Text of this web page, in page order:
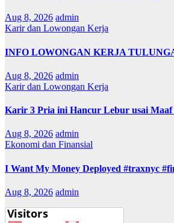
Aug 8, 2026 admin
Karir dan Lowongan Kerja
INFO LOWONGAN KERJA
Aug 8, 2026 admin
Karir dan Lowongan Kerja
Karir 3 Pria ini Hancur Lebur usai
Aug 8, 2026 admin
Ekonomi dan Finansial
I Want My Money Deployed #traxnyc
Aug 8, 2026 admin